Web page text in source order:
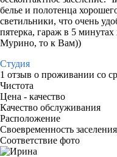
белье и полотенца
светильники, что очень
пятерка, гараж в 5
Мурино, то к Вам))
Студия
1 отзыв о проживании со
Чистота
Цена - качество
Качество обслуживания
Расположение
Своевременность заселения
Соответствие фото